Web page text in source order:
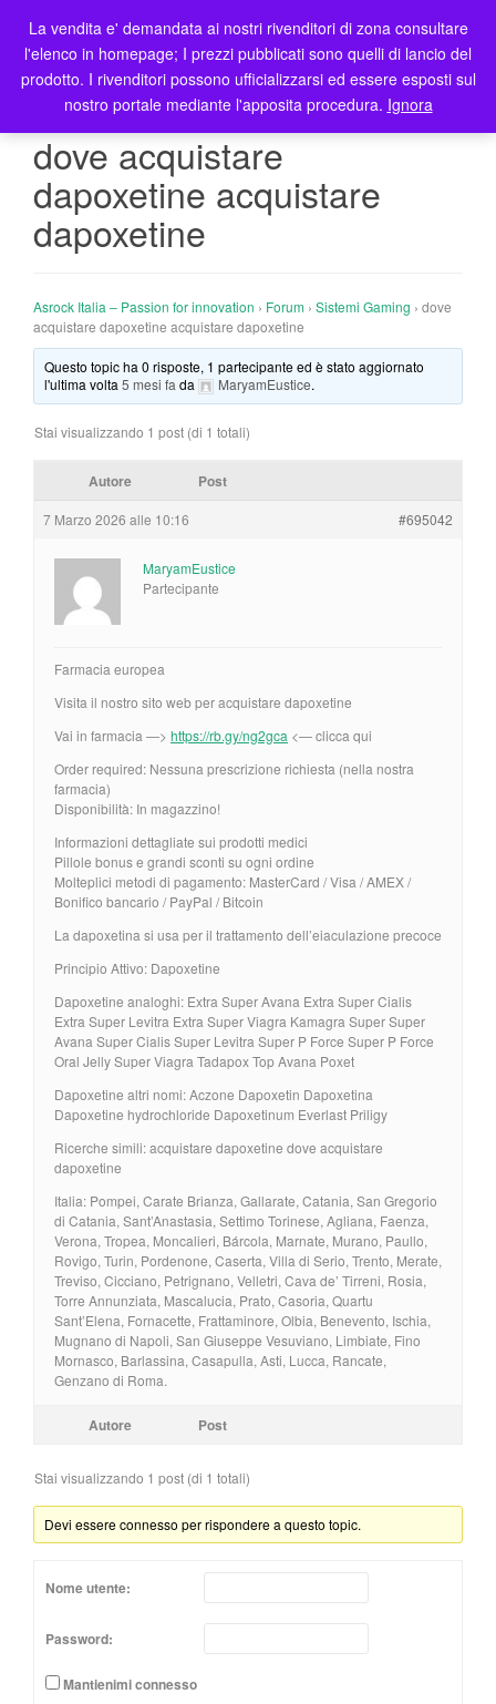
T
o
g
l
n
dove acquistare
dapoxetine acquistare
dapoxetine
Asrock Italia – Passion for innovation › Forum › Sistemi Gaming › dove
acquistare dapoxetine acquistare dapoxetine
Questo topic ha 0 risposte, 1 partecipante ed è stato aggiornato
l'ultima volta5 mesi fa da MaryamEustice.
Stai visualizzando 1 post (di 1 totali)
Autore Post
7 Marzo 2026 alle 10:16 #695042
MaryamEustice
Partecipante
Farmacia europea
Visita il nostro sito web per acquistare dapoxetine
Vai in farmacia —> https://rb.gy/ng2gca <— clicca qui
Order required: Nessuna prescrizione richiesta (nella nostra
farmacia)
Disponibilità: In magazzino!
Informazioni dettagliate sui prodotti medici
Pillole bonus e grandi sconti su ogni ordine
Molteplici metodi di pagamento: MasterCard / Visa / AMEX /
Bonifico bancario / PayPal / Bitcoin
La dapoxetina si usa per il trattamento dell’eiaculazione precoce
Principio Attivo: Dapoxetine
Dapoxetine analoghi: Extra Super Avana Extra Super Cialis
Extra Super Levitra Extra Super Viagra Kamagra Super Super
Avana Super Cialis Super Levitra Super P Force Super P Force
Oral Jelly Super Viagra Tadapox Top Avana Poxet
Dapoxetine altri nomi: Aczone Dapoxetin Dapoxetina
Dapoxetine hydrochloride Dapoxetinum Everlast Priligy
Ricerche simili: acquistare dapoxetine dove acquistare
dapoxetine
Italia: Pompei, Carate Brianza, Gallarate, Catania, San Gregorio
di Catania, Sant’Anastasia, Settimo Torinese, Agliana, Faenza,
Verona, Tropea, Moncalieri, Bárcola, Marnate, Murano, Paullo,
Rovigo, Turin, Pordenone, Caserta, Villa di Serio, Trento, Merate,
Treviso, Cicciano, Petrignano, Velletri, Cava de’ Tirreni, Rosia,
Torre Annunziata, Mascalucia, Prato, Casoria, Quartu
Sant’Elena, Fornacette, Frattaminore, Olbia, Benevento, Ischia,
Mugnano di Napoli, San Giuseppe Vesuviano, Limbiate, Fino
Mornasco, Barlassina, Casapulla, Asti, Lucca, Rancate,
Genzano di Roma.
Autore Post
Stai visualizzando 1 post (di 1 totali)
Devi essere connesso per rispondere a questo topic.
Nome utente:
Password:
Mantienimi connesso
La vendita e' demandata ai nostri rivenditori di zona consultare
l'elenco in homepage; I prezzi pubblicati sono quelli di lancio del
prodotto. I rivenditori possono ufficializzarsi ed essere esposti sul
nostro portale mediante l'apposita procedura. Ignora